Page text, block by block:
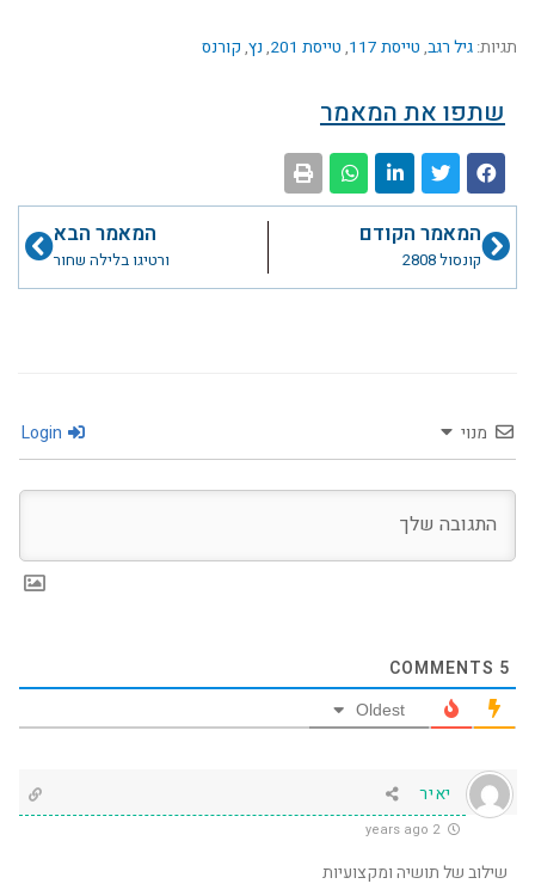
תגיות: גיל רגב, טייסת 117 , טייסת 201 , נץ, קורנס
שתפו את המאמר
קודםהמאמר הקודם
קונסול 2808
המאמר הבא
ורטיגו בלילה שחור
הבא
מנוי
5
Oldest
יאיר
2 years ago
שילוב של תושיה ומקצועיות